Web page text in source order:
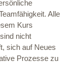
Alle
Kurs
nicht
sich auf Neues
Prozesse zu